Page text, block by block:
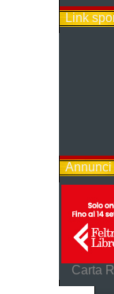
Link
Annunci
Carta